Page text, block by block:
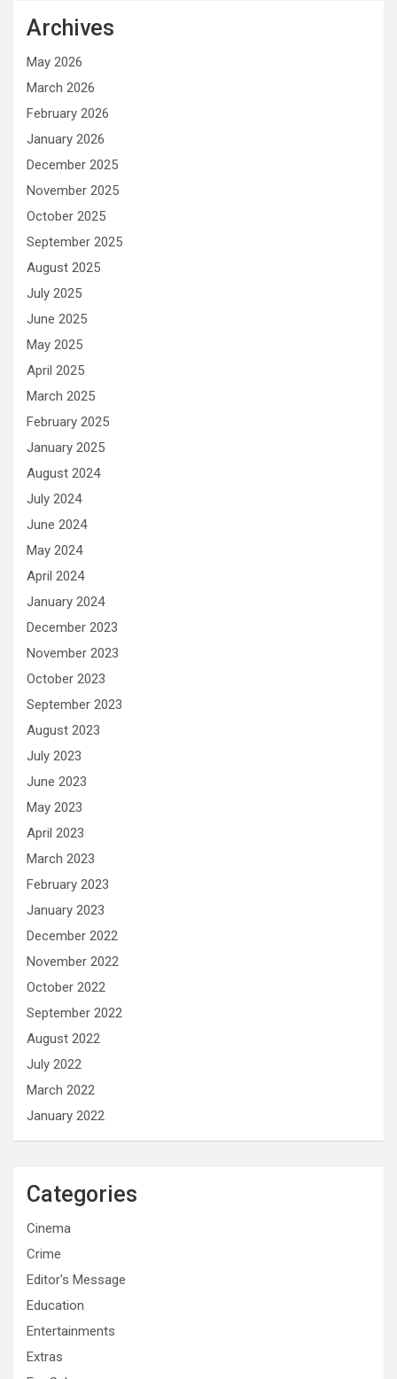
Archives
May 2026
March 2026
February 2026
January 2026
December 2025
November 2025
October 2025
September 2025
August 2025
July 2025
June 2025
May 2025
April 2025
March 2025
February 2025
January 2025
August 2024
July 2024
June 2024
May 2024
April 2024
January 2024
December 2023
November 2023
October 2023
September 2023
August 2023
July 2023
June 2023
May 2023
April 2023
March 2023
February 2023
January 2023
December 2022
November 2022
October 2022
September 2022
August 2022
July 2022
March 2022
January 2022
Categories
Cinema
Crime
Editor's Message
Education
Entertainments
Extras